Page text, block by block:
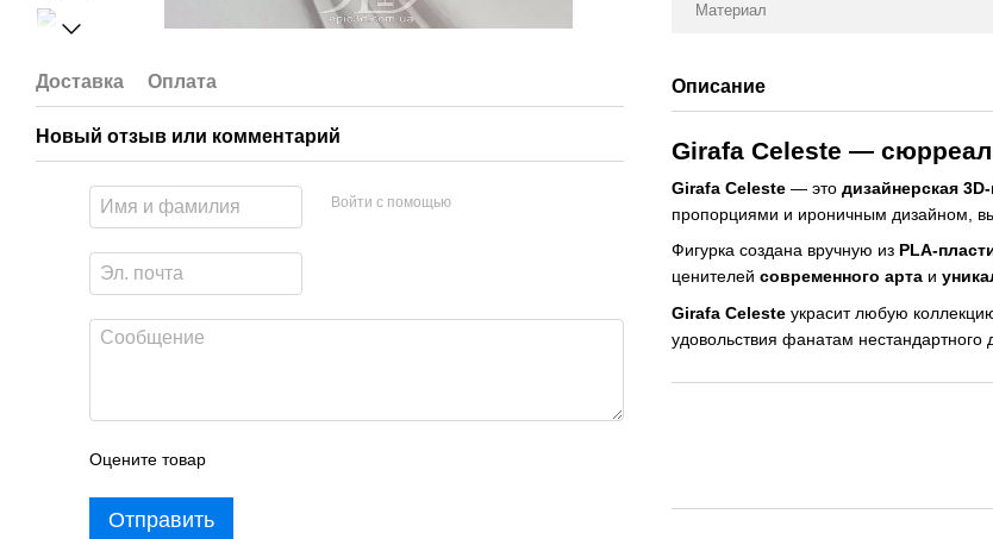
Доставка Оплата
Новый отзыв или комментарий
Войти с помощью
Оцените товар
Отправить
Материал
Описание
Girafa Celeste —
Girafa Celeste— это дизайнерская
пропорциями и ироничным дизайном,
Фигурка создана вручную из PLA-
ценителей современного артаи
Girafa Celesteукрасит любую
удовольствия фанатам нестандартного